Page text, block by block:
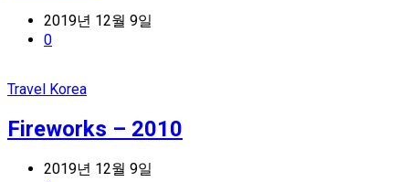
2019년 12월 9일
0
Travel Korea
Fireworks – 2010
2019년 12월 9일